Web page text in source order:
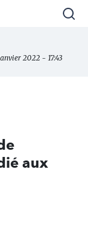
2022 - 17:43
aux